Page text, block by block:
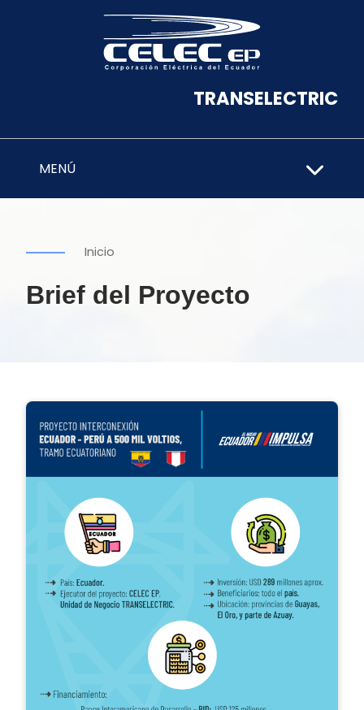
TRANSELECTRIC
MENÚ
Inicio
Brief del Proyecto